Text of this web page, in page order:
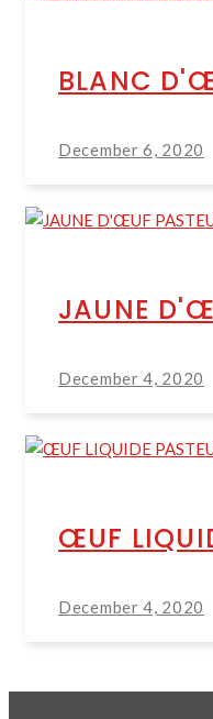
BLANC
December 6, 2020
JAUNE
December 4, 2020
ŒUF
December 4, 2020